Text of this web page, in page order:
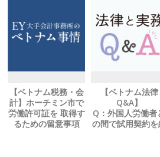
【ベトナム税務・会
計】ホーチミン市で
労働許可証を 取得す
るための留意事項
【ベトナム法律
Q&A】
Q：外国人労働者
の間で試用契約を